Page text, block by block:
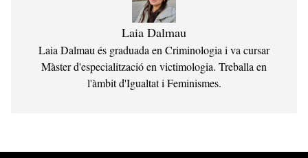
Laia Dalmau
Laia Dalmau és graduada en Criminologia i va cursar
Màster d'especialització en victimologia. Treballa en
l'àmbit d'Igualtat i Feminismes.